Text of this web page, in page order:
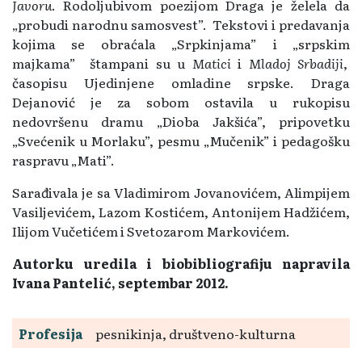
Javoru. Rodoljubivom poezijom Draga je želela da
„probudi narodnu samosvest”. Tekstovi i predavanja
kojima se obraćala „Srpkinjama” i „srpskim
majkama” štampani su u Maticii Mladoj Srbadiji,
časopisu Ujedinjene omladine srpske. Draga
Dejanović je za sobom ostavila u rukopisu
nedovršenu dramu „Dioba Jakšića”, pripovetku
„Svećenik u Morlaku”, pesmu „Mučenik” i pedagošku
raspravu „Mati”.
Sarađivala je sa Vladimirom Jovanovićem, Alimpijem
Vasiljevićem, Lazom Kostićem, Antonijem Hadžićem,
Ilijom Vučetićem i Svetozarom Markovićem.
Autorku uredila i biobibliografiju napravila
Ivana Pantelić, septembar 2012.
Profesija
pesnikinja, društveno-kulturna